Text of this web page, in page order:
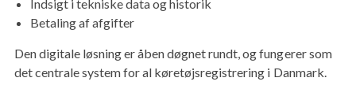
Indsigt i tekniske data og historik
Betaling af afgifter
Den digitale løsning er åben døgnet rundt, og fungerer som
det centrale system for al køretøjsregistrering i Danmark.